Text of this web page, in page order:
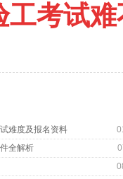
考试
难度及报名资料
全解析